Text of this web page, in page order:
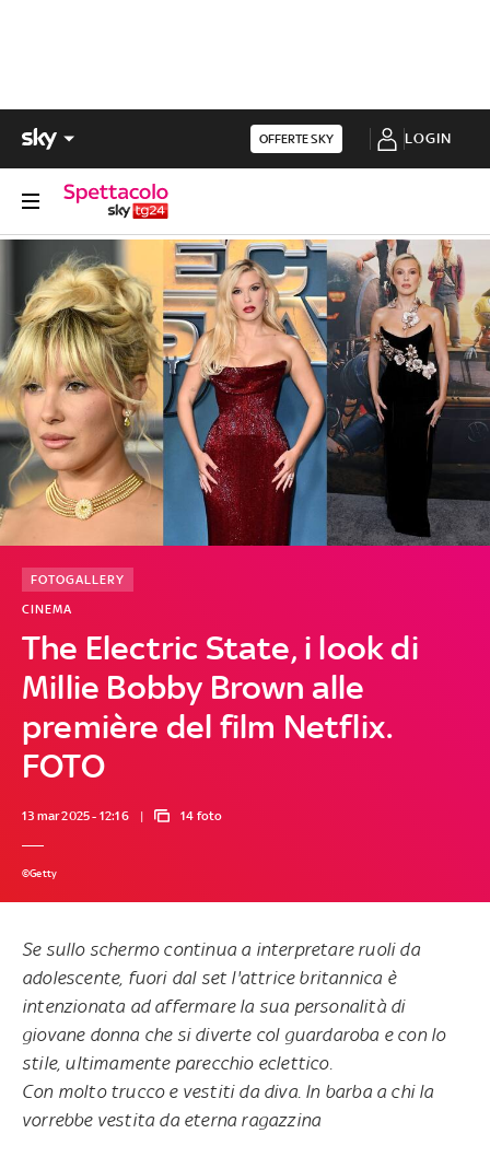
OFFERTE SKY LOGIN
The Electric State, i look di
Millie Bobby Brown alle
première del film Netflix.
FOTO
CINEMA
FOTOGALLERY
13 mar 2025 - 12:16 14 foto
©Getty
Se sullo schermo continua a interpretare ruoli da
adolescente, fuori dal set l'attrice britannica è
intenzionata ad affermare la sua personalità di
giovane donna che si diverte col guardaroba e con lo
stile, ultimamente parecchio eclettico.
Con molto trucco e vestiti da diva. In barba a chi la
vorrebbe vestita da eterna ragazzina